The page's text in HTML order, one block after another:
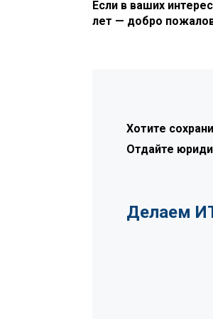
Если в ваших
лет — добро
Хотите
Отдайте
Делаем